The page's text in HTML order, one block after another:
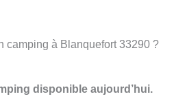
camping à Blanquefort 33290 ?
disponible aujourd’hui.